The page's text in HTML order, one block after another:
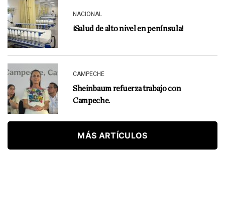
NACIONAL
¡Salud de alto nivel en península!
CAMPECHE
Sheinbaum refuerza trabajo con
Campeche.
MÁS ARTÍCULOS